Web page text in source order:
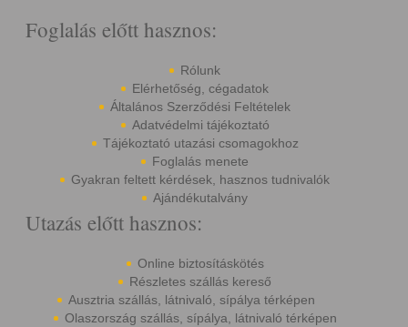
Foglalás előtt hasznos:
Rólunk
Elérhetőség, cégadatok
Általános Szerződési Feltételek
Adatvédelmi tájékoztató
Tájékoztató utazási csomagokhoz
Foglalás menete
Gyakran feltett kérdések, hasznos tudnivalók
Ajándékutalvány
Utazás előtt hasznos:
Online biztosításkötés
Részletes szállás kereső
Ausztria szállás, látnivaló, sípálya térképen
Olaszország szállás, sípálya, látnivaló térképen